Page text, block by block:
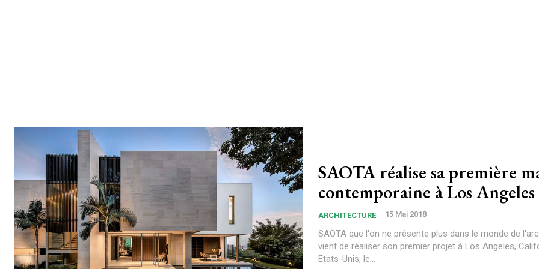
SAOTA réalise sa première
contemporaine à Los Angeles
ARCHITECTURE 15 Mai 2018
SAOTA que l'on ne présente plus dans le monde de
vient de réaliser son premier projet à Los Angeles,
Etats-Unis, le...